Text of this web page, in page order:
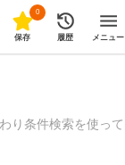
0
保存 履歴 メニュー
り条件検索を使って